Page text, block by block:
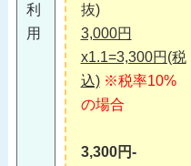
利
用
抜)
3,000円
x1.1=3,300円(税
込) ※税率10%
の場合
3,300円‐